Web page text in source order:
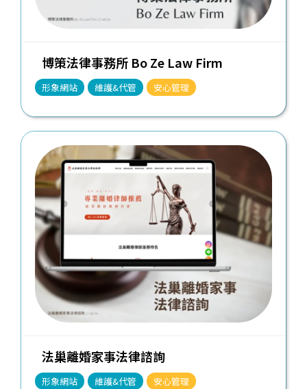
博策法律事務所 Bo Ze Law Firm
形象網站 維護&代管 安心管理
法巢離婚家事法律諮詢
形象網站 維護&代管 安心管理